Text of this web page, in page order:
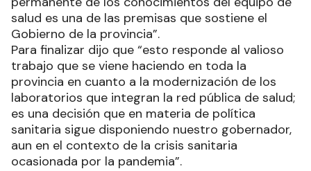
salud es una de las premisas que sostiene el
Gobierno de la provincia”.
Para finalizar dijo que “esto responde al valioso
trabajo que se viene haciendo en toda la
provincia en cuanto a la modernización de los
laboratorios que integran la red pública de salud;
es una decisión que en materia de política
sanitaria sigue disponiendo nuestro gobernador,
aun en el contexto de la crisis sanitaria
ocasionada por la pandemia”.